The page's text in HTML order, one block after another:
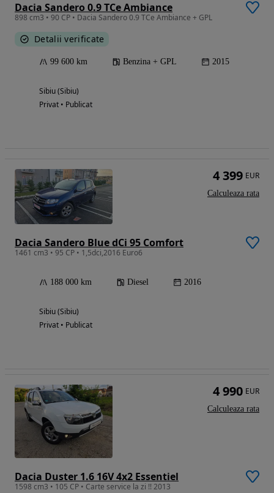
Dacia Sandero 0.9 TCe Ambiance
898 cm3 • 90 CP • Dacia Sandero 0.9 TCe Ambiance + GPL
Detalii verificate
99 600 km Benzina + GPL 2015
Sibiu (Sibiu)
Privat • Publicat
Dacia Sandero Blue dCi 95 Comfort
1461 cm3 • 95 CP • 1,5dci,2016 Euro6
188 000 km Diesel 2016
Sibiu (Sibiu)
Privat • Publicat
4 399 EUR
Calculeaza rata
Dacia Duster 1.6 16V 4x2 Essentiel
1598 cm3 • 105 CP • Carte service la zi !! 2013
4 990 EUR
Calculeaza rata